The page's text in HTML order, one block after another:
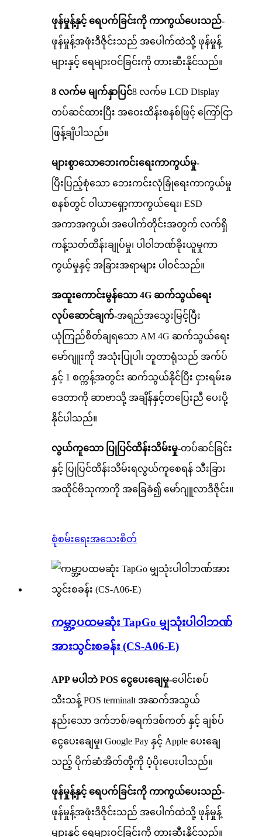
ဖုန်မှုန့်နှင့် ရေပက်ခြင်းကို ကာကွယ်ပေးသည်-
ဖုန်မှုန့်အဖုံးဒီဇိုင်းသည် အပေါက်ထဲသို့ ဖုန်မှုန့်
များနှင့် ရေများဝင်ခြင်းကို တားဆီးနိုင်သည်။
8 လက်မ မျက်နှာပြင်8 လက်မ LCD Display
တပ်ဆင်ထားပြီး အဝေးထိန်းစနစ်ဖြင့် ကြော်ငြာ
ဖြန့်ချိပါသည်။
များစွာသောဘေးကင်းရေးကာကွယ်မှု-
ပြီးပြည့်စုံသော ဘေးကင်းလုံခြုံရေးကာကွယ်မှု
စနစ်တွင် ဝါယာရှော့ကာကွယ်ရေး၊ ESD
အကာအကွယ်၊ အပေါက်တိုင်းအတွက် လက်ရှိ
ကန့်သတ်ထိန်းချုပ်မှု၊ ပါဝါဘဏ်ခိုးယူမှုကာ
ကွယ်မှုနှင့် အခြားအရာများ ပါဝင်သည်။
အထူးကောင်းမွန်သော 4G ဆက်သွယ်ရေး
လုပ်ဆောင်ချက်-အရည်အသွေးမြင့်ပြီး
ယုံကြည်စိတ်ချရသော AM 4G ဆက်သွယ်ရေး
မော်ဂျူးကို အသုံးပြုပါ၊ ဘူတာရုံသည် အက်ပ်
နှင့် 1 စက္ကန့်အတွင်း ဆက်သွယ်နိုင်ပြီး ငှားရမ်းခ
ဒေတာကို ဆာဗာသို့ အချိန်နှင့်တပြေးညီ ပေးပို့
နိုင်ပါသည်။
လွယ်ကူသော ပြုပြင်ထိန်းသိမ်းမှု-တပ်ဆင်ခြင်း
နှင့် ပြုပြင်ထိန်းသိမ်းရလွယ်ကူစေရန် သီးခြား
အထိုင်ဗိသုကာကို အခြေခံ၍ မော်ဂျူလာဒီဇိုင်း။
စုံစမ်းရေးအသေးစိတ်
ကမ္ဘာ့ပထမဆုံး TapGo မျှသုံးပါဝါဘဏ်
အားသွင်းစခန်း (CS-A06-E)
APP မပါဘဲ POS ငွေပေးချေမှု-ပေါင်းစပ်
သီးသန့် POS terminal၊ အဆက်အသွယ်
နည်းသော ဒက်ဘစ်/ခရက်ဒစ်ကတ် နှင့် ချစ်ပ်
ငွေပေးချေမှု၊ Google Pay နှင့် Apple ပေးချေ
သည့် ပိုက်ဆံအိတ်တို့ကို ပံ့ပိုးပေးပါသည်။
ဖုန်မှုန့်နှင့် ရေပက်ခြင်းကို ကာကွယ်ပေးသည်-
ဖုန်မှုန့်အဖုံးဒီဇိုင်းသည် အပေါက်ထဲသို့ ဖုန်မှုန့်
များနှင့် ရေများဝင်ခြင်းကို တားဆီးနိုင်သည်။